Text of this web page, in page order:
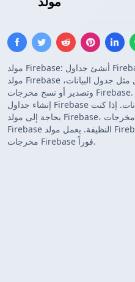
مولد Firebase: أنشئ جداول Firebase عبر الإنترنت في ثوانٍ. استخدم
مولد Firebase هذا لإنشاء بيانات نموذجية، والتعديل مثل جدول البيانات،
وتصدير أو نسخ مخرجات Firebase. يساعدك مولد Firebase هذا في
إنشاء جداول Firebase للمستندات والاختبارات وجداول البيانات. إذا كنت
بحاجة إلى مولد Firebase، الصق البيانات واضبط الخيارات وصدّر مخرجات
Firebase النظيفة. يعمل مولد Firebase في متصفحك، لذا يمكنك نسخ
مخرجات Firebase فوراً.